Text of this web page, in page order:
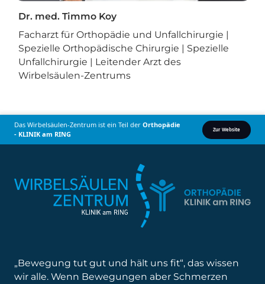
Dr. med. Timmo Koy
Facharzt für Orthopädie und Unfallchirurgie |
Spezielle Orthopädische Chirurgie | Spezielle
Unfallchirurgie | Leitender Arzt des
Wirbelsäulen-Zentrums
Das Wirbelsäulen-Zentrum ist ein Teil der Orthopädie
- KLINIK am RING
Zur Website
„Bewegung tut gut und hält uns fit“, das wissen
wir alle. Wenn Bewegungen aber Schmerzen